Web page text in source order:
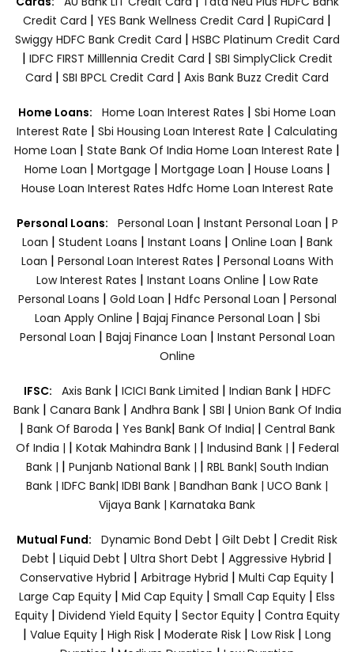
Credit Card | YES Bank Wellness Credit Card | RupiCard |
Swiggy HDFC Bank Credit Card | HSBC Platinum Credit Card
| IDFC FIRST Milllennia Credit Card | SBI SimplyClick Credit
Card | SBI BPCL Credit Card | Axis Bank Buzz Credit Card
Home Loans: Home Loan Interest Rates | Sbi Home Loan
Interest Rate | Sbi Housing Loan Interest Rate | Calculating
Home Loan | State Bank Of India Home Loan Interest Rate |
Home Loan | Mortgage | Mortgage Loan | House Loans |
House Loan Interest Rates Hdfc Home Loan Interest Rate
Personal Loans: Personal Loan | Instant Personal Loan | P
Loan | Student Loans | Instant Loans | Online Loan | Bank
Loan | Personal Loan Interest Rates | Personal Loans With
Low Interest Rates | Instant Loans Online | Low Rate
Personal Loans | Gold Loan | Hdfc Personal Loan | Personal
Loan Apply Online | Bajaj Finance Personal Loan | Sbi
Personal Loan | Bajaj Finance Loan | Instant Personal Loan
Online
IFSC: Axis Bank | ICICI Bank Limited | Indian Bank | HDFC
Bank| Canara Bank | Andhra Bank| SBI | Union Bank Of India
| Bank Of Baroda | Yes Bank| Bank Of India| | Central Bank
Of India | | Kotak Mahindra Bank | | Indusind Bank | | Federal
Bank | | Punjanb National Bank | | RBL Bank| South Indian
Bank | IDFC Bank| IDBI Bank | Bandhan Bank | UCO Bank |
Vijaya Bank | Karnataka Bank
Mutual Fund: Dynamic Bond Debt | Gilt Debt | Credit Risk
Debt | Liquid Debt | Ultra Short Debt | Aggressive Hybrid |
Conservative Hybrid | Arbitrage Hybrid | Multi Cap Equity |
Large Cap Equity | Mid Cap Equity | Small Cap Equity | Elss
Equity| Dividend Yield Equity| Sector Equity | Contra Equity
| Value Equity | High Risk | Moderate Risk | Low Risk | Long